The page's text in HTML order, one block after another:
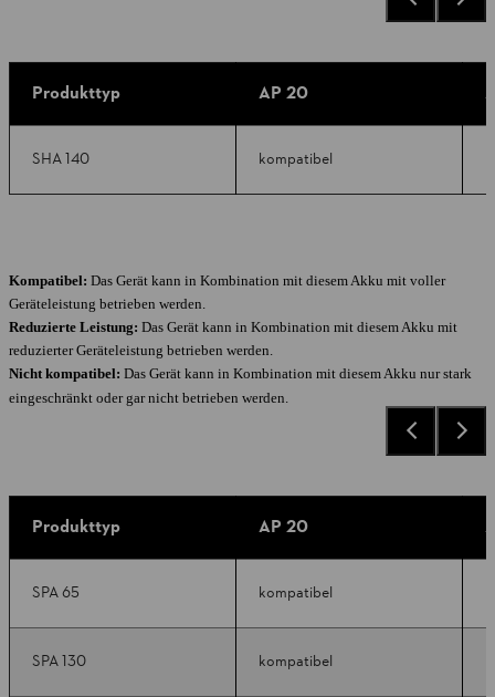
Produkttyp AP 20
SHA 140 kompatibel
Kompatibel: Das Gerät kann in Kombination mit diesem Akku mit voller
Geräteleistung betrieben werden.
Reduzierte Leistung: Das Gerät kann in Kombination mit diesem Akku mit
reduzierter Geräteleistung betrieben werden.
Nicht kompatibel: Das Gerät kann in Kombination mit diesem Akku nur stark
eingeschränkt oder gar nicht betrieben werden.
Produkttyp AP 20
SPA 65 kompatibel
SPA 130 kompatibel